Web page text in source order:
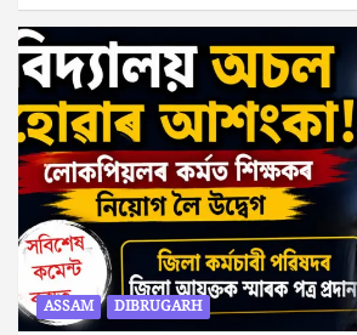
ASSAM DIBRUGARH